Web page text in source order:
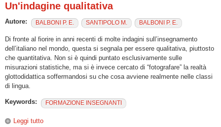
Un'indagine qualitativa
Autore: BALBONI P. E. SANTIPOLO M. BALBONI P. E.
Di fronte al fiorire in anni recenti di molte indagini sull’insegnamento
dell’italiano nel mondo, questa si segnala per essere qualitativa, piuttosto
che quantitativa. Non si è quindi puntato esclusivamente sulle
misurazioni statistiche, ma si è invece cercato di “fotografare” la realtà
glottodidattica soffermandosi su che cosa avviene realmente nelle classi
di lingua.
Keywords: FORMAZIONE INSEGNANTI
Leggi tutto